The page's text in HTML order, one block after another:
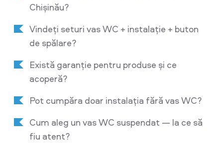
Chișinău?
Vindeți seturi vas WC + instalație + buton
de spălare?
Există garanție pentru produse și ce
acoperă?
Pot cumpăra doar instalația fără vas WC?
Cum aleg un vas WC suspendat — la ce să
fiu atent?